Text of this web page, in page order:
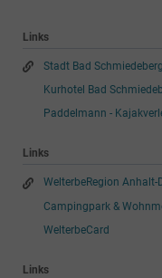
Links
Stadt Bad Schmiedeberg
Kurhotel Bad
Paddelmann -
Links
WelterbeRegion Anhalt-
Campingpark &
WelterbeCard
Links